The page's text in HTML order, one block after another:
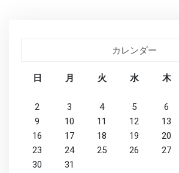
カレンダー
日 月 火 水 木
2
3 4 5 6
9
10 11 12 13
16
17 18 19 20
23
24 25 26 27
30
31